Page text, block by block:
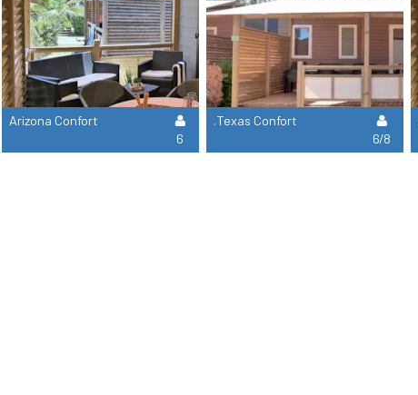
Arizona Confort
6
.Texas Confort
6/8